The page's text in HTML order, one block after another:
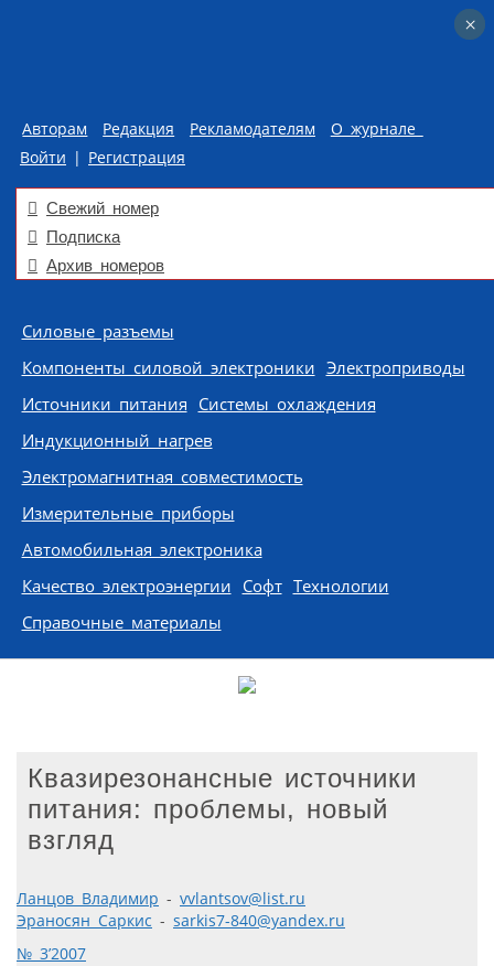
Авторам Редакция Рекламодателям
О журнале
Войти | Регистрация
Свежий номер
Подписка
Архив номеров
Skip to content
Силовые разъемы
Компоненты силовой электроники Электроприводы
Источники питания Системы охлаждения
Индукционный нагрев
Электромагнитная совместимость
Измерительные приборы
Автомобильная электроника
Качество электроэнергии Софт Технологии
Справочные материалы
Квазирезонансные источники
питания: проблемы, новый
взгляд
Ланцов Владимир - vvlantsov@list.ru
Эраносян Cаркис - sarkis7-840@yandex.ru
№ 3’2007
×
×